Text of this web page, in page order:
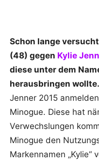
Schon lange
(48) gegen Kylie
diese unter dem
herausbringen wollte.
Jenner 2015
Minogue. Diese hat
Verwechslungen
Minogue den
Markennamen „Kylie“